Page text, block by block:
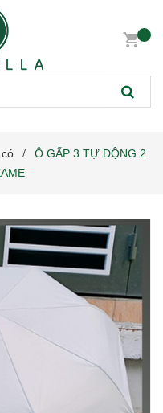
/
Ô GẤP 3 TỰ ĐỘNG 2